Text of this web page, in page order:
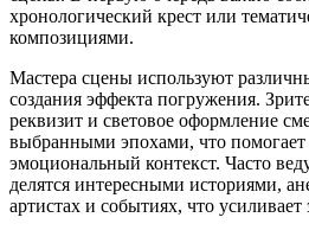
хронологический крест или
композициями.
Мастера сцены используют
создания эффекта погружения.
реквизит и световое оформление
выбранными эпохами, что
эмоциональный контекст. Часто
делятся интересными историями,
артистах и событиях, что